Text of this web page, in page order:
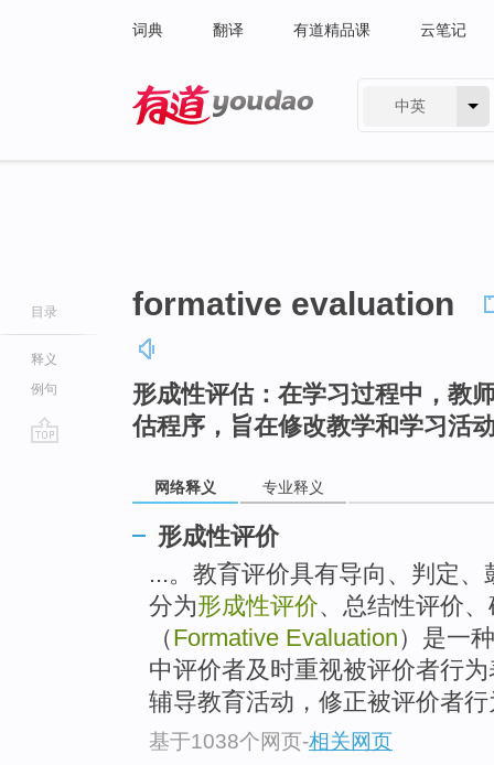
词典 翻译 有道精品课 云笔记
中英
目录
释义
例句
formative evaluation
形成性评估：在学习过程中，教
估程序，旨在修改教学和学习活
网络释义 专业释义
形成性评价
...。教育评价具有导向、判定
分为形成性评价、总结性评价
（Formative Evaluation）是一
中评价者及时重视被评价者行
辅导教育活动，修正被评价者
基于1038个网页-相关网页